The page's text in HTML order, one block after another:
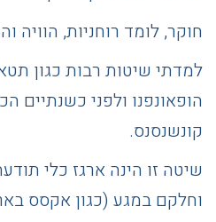
חוקר, לומד רוחניות, הוויה
למדתי שיטות רבות כגון תטא
הופאונפנו ולפני כשנתיים
קונשנסנס.
שיטה זו הינה ארגז כלי
וחלקם במגע (כגון אקסס